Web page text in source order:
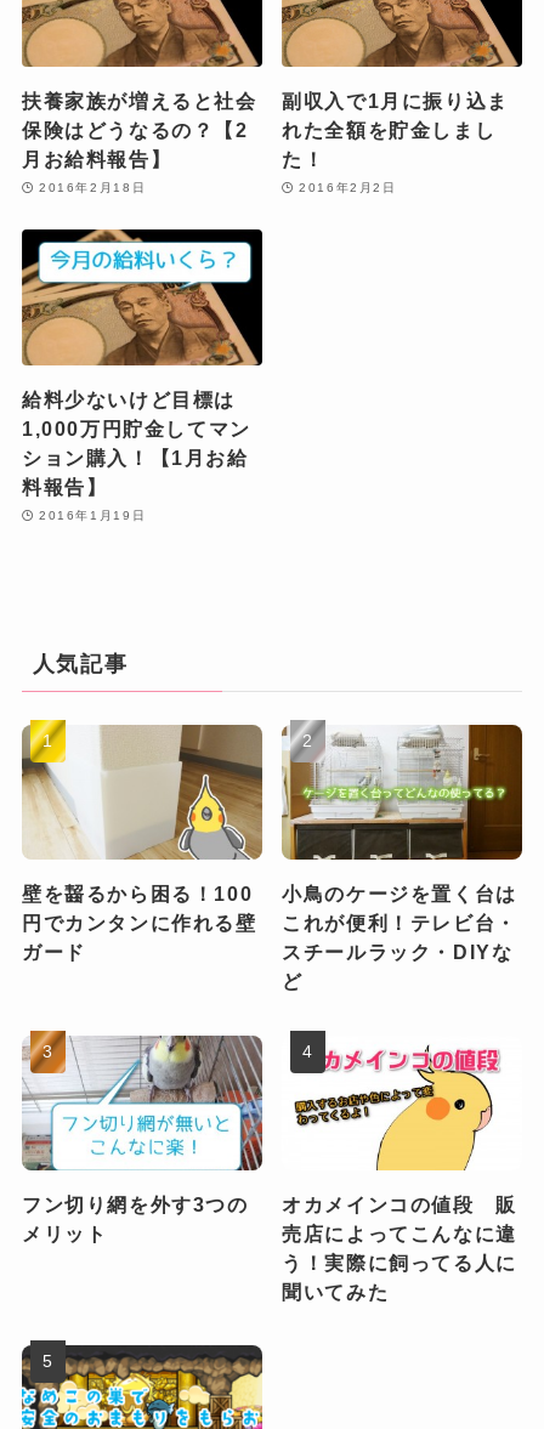
扶養家族が増えると社会
保険はどうなるの？【2
月お給料報告】
2016年2月18日
副収入で1月に振り込ま
れた全額を貯金しまし
た！
2016年2月2日
給料少ないけど目標は
1,000万円貯金してマン
ション購入！【1月お給
料報告】
2016年1月19日
人気記事
壁を齧るから困る！100
円でカンタンに作れる壁
ガード
小鳥のケージを置く台は
これが便利！テレビ台・
スチールラック・DIYな
ど
フン切り網を外す3つの
メリット
オカメインコの値段 販
売店によってこんなに違
う！実際に飼ってる人に
聞いてみた